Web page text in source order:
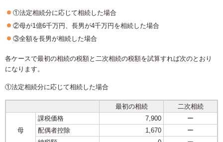
①法定相続分に応じて相続した場合
②母が1億6千万円、長男が4千万円を相続した場合
③全額を長男が相続した場合
各ケースで最初の相続の税額と二次相続の税額を試算すれば次のとおり
になります。
①法定相続分に応じて相続した場合
最初の相続 二次相続
母
課税価格 7,900
ー
配偶者控除
1,670
ー